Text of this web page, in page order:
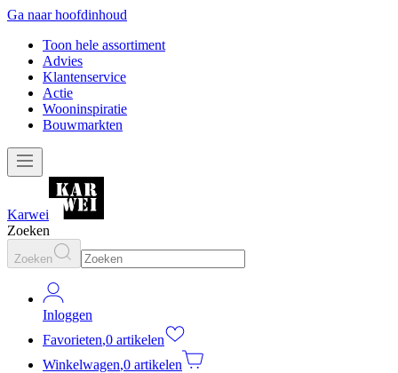
Ga naar hoofdinhoud
Toon hele assortiment
Advies
Klantenservice
Actie
Wooninspiratie
Bouwmarkten
Karwei
Zoeken
Zoeken
Inloggen
Favorieten,0 artikelen
Winkelwagen,0 artikelen